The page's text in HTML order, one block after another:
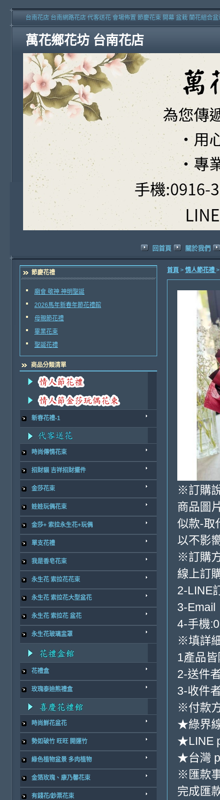
萬花鄉花坊 台南花店
台南花店 台南網路花店 代客送花 會場佈置 節慶花束 開幕 盆栽 蘭花組合
回首頁 關於我們
節慶花禮
廟會 敬神 神明聖誕
2026馬年新春年節花禮館
母親節花禮
畢業花束
聖誕花禮
商品分類清單
新春花禮-1
時尚傳情花束
招財貓 吉祥招財擺件
金莎花束
娃娃玩偶花束
金莎+ 索拉永生花+玩偶
單支花禮
我是香皂花束
永生花 索拉花花束
永生花 索拉花大型盆花
永生花 索拉花 盆花
永生花玻璃盅罩
花禮盒
玫瑰泰迪熊禮盒
時尚鮮花盆花
勢如破竹 旺旺 開運竹
綠色植物盆景 多肉植物
金箔玫瑰、康乃馨花束
有錢花/鈔票花束
首頁 > 情人節花禮
※訂購
商品圖
似款-取
以不影
※訂購
線上訂
2-LINE
3-Email
4-手機
※填詳
1產品
2-送件
3-收件
※付款
★綠界
★LINE
★台灣
※匯款
完成匯